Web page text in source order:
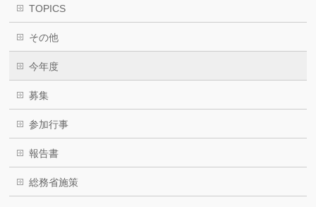
TOPICS
その他
今年度
募集
参加行事
報告書
総務省施策